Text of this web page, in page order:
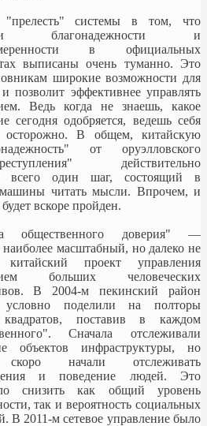
"прелесть" системы в том, что
благонадежности и
в официальных
выписаны очень туманно. Это
широкие возможности для
и позволит эффективнее управлять
Ведь когда не знаешь, какое
сегодня одобряется, ведешь себя
осторожно. В общем, китайскую
от оруэлловского
действительно
всего один шаг, состоящий в
читать мысли. Впрочем, и
вскоре пройден.
общественного доверия" —
наиболее масштабный, но далеко не
проект управления
больших человеческих
В 2004-м пекинский район
условно поделили на полторы
поставив в каждом
Сначала отслеживали
объектов инфраструктуры, но
начали отслеживать
и поведение людей. Это
снизить как общий уровень
так и вероятность социальных
В 2011-м сетевое управление было